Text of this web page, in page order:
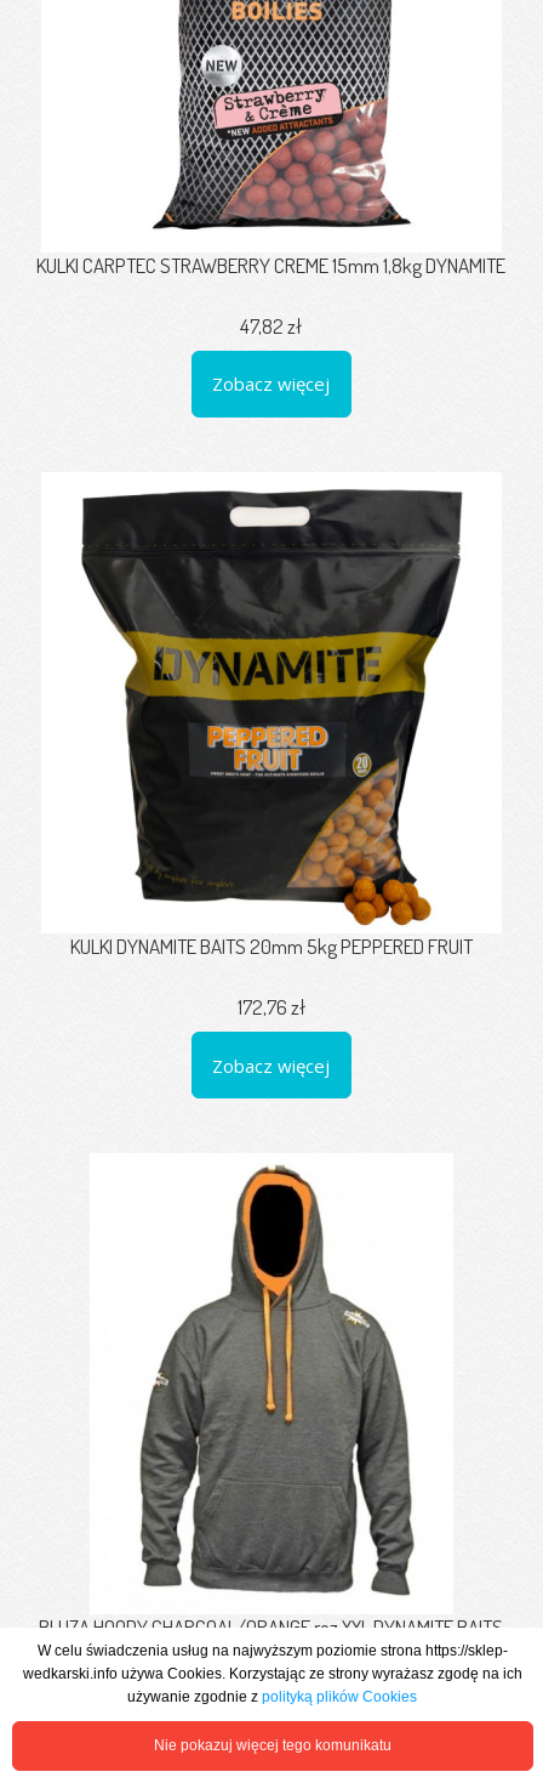
KULKI CARPTEC STRAWBERRY CREME 15mm 1,8kg DYNAMITE
47,82 zł
Zobacz więcej
KULKI DYNAMITE BAITS 20mm 5kg PEPPERED FRUIT
172,76 zł
Zobacz więcej
BLUZA HOODY CHARCOAL/ORANGE roz XXL DYNAMITE BAITS
154,82 zł
Zobacz więcej
W celu świadczenia usług na najwyższym poziomie strona https://sklep-
wedkarski.info używa Cookies. Korzystając ze strony wyrażasz zgodę na ich
używanie zgodnie zpolityką plików Cookies
Nie pokazuj więcej tego komunikatu